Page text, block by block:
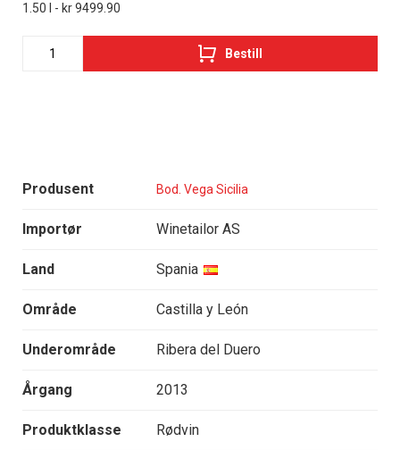
Produsent Bod. Vega Sicilia
Importør Winetailor AS
Land Spania
Område Castilla y León
Underområde Ribera del Duero
Årgang 2013
Produktklasse Rødvin
1.50 l - kr 9499.90
Bestill